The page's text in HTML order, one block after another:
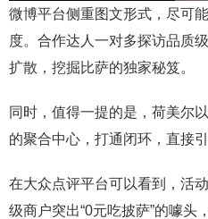
微博平台侧重图文形式，尽可
度。合作达人一对多探访品质
扩散，挖掘比萨的独家秘笈。
同时，值得一提的是，荷美尔
的聚合中心，打通闭环，直接
在大众点评平台可以看到，活
级商户突出“0元吃披萨”的噱头